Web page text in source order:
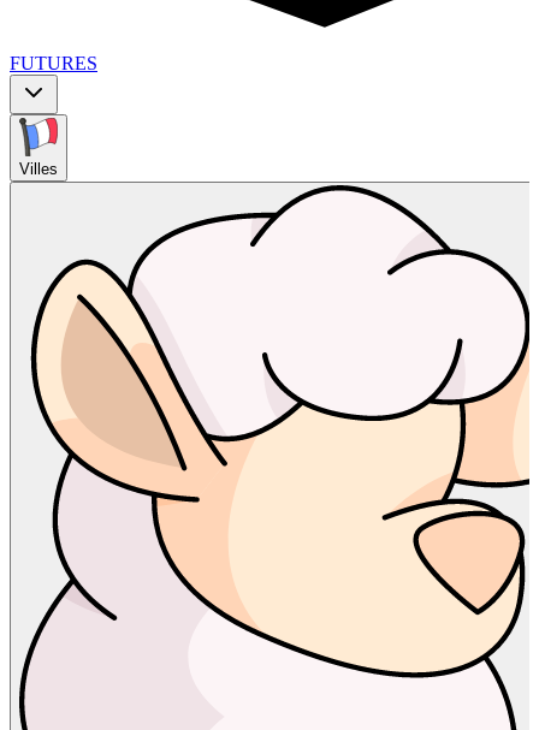
FUTURES
Villes